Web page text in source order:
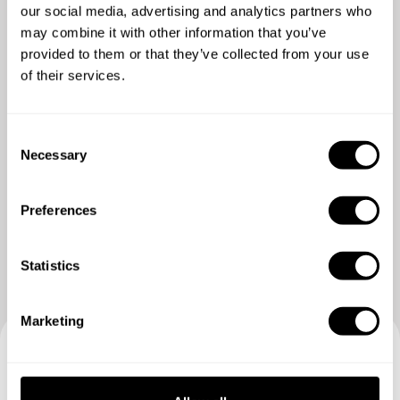
our social media, advertising and analytics partners who
may combine it with other information that you’ve
provided to them or that they’ve collected from your use
of their services.
Necessary
Preferences
Statistics
Marketing
Buchen Sie Ihre Erfahrung mit